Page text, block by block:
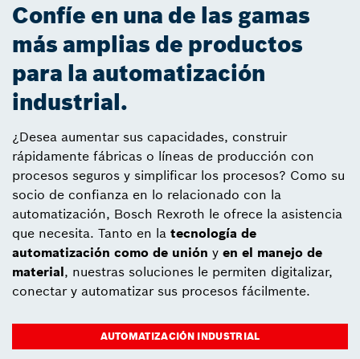
Confíe en una de las gamas
más amplias de productos
para la automatización
industrial.
¿Desea aumentar sus capacidades, construir
rápidamente fábricas o líneas de producción con
procesos seguros y simplificar los procesos? Como su
socio de confianza en lo relacionado con la
automatización, Bosch Rexroth le ofrece la asistencia
que necesita. Tanto en la tecnología de
automatización como de unión y en el manejo de
material, nuestras soluciones le permiten digitalizar,
conectar y automatizar sus procesos fácilmente.
AUTOMATIZACIÓN INDUSTRIAL